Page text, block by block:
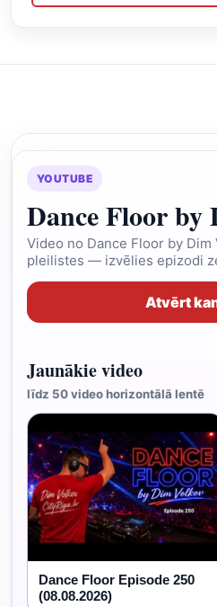
YOUTUBE
Dance Floor by
Video no Dance Floor by Dim
pleilistes — izvēlies epizodi
Atvērt
Jaunākie video
līdz 50 video horizontālā lentē
Dance Floor Episode 250
(08.08.2026)